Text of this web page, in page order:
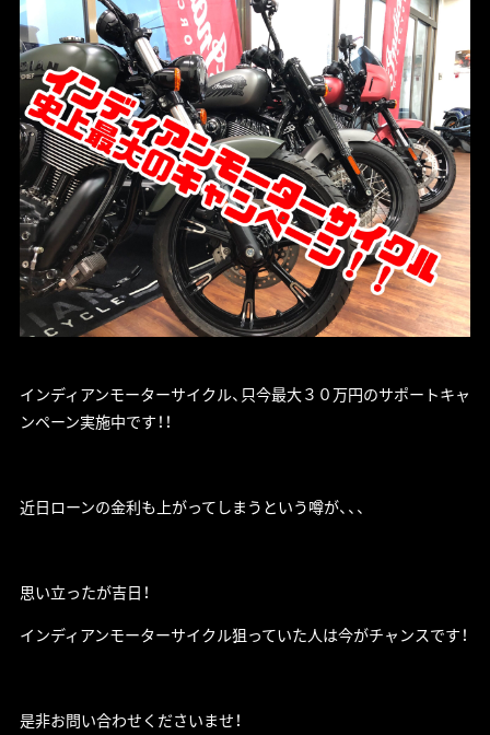
インディアンモーターサイクル、只今最大３０万円のサポートキャ
ンペーン実施中です！！
近日ローンの金利も上がってしまうという噂が、、、
思い立ったが吉日！
インディアンモーターサイクル狙っていた人は今がチャンスです！
是非お問い合わせくださいませ！